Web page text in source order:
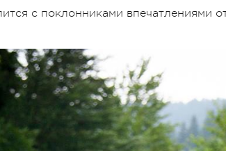
с поклонниками впечатлениями